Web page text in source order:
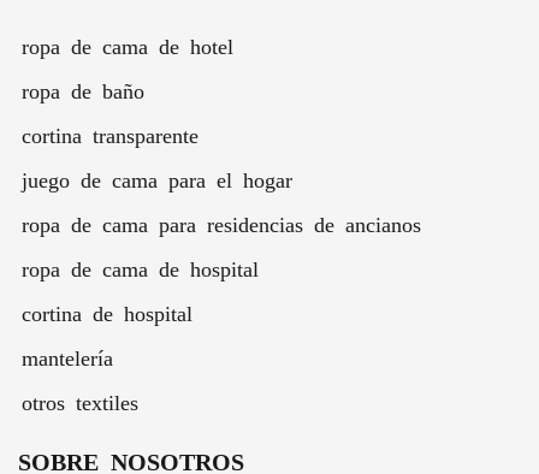
ropa de cama de hotel
ropa de baño
cortina transparente
juego de cama para el hogar
ropa de cama para residencias de ancianos
ropa de cama de hospital
cortina de hospital
mantelería
otros textiles
SOBRE NOSOTROS